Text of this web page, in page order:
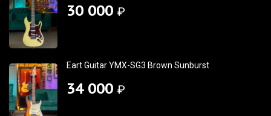
30 000 ₽
Eart Guitar YMX-SG3 Brown Sunburst
34 000 ₽